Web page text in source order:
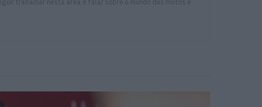
trabalhar nesta área e falar sobre o mundo das motos é